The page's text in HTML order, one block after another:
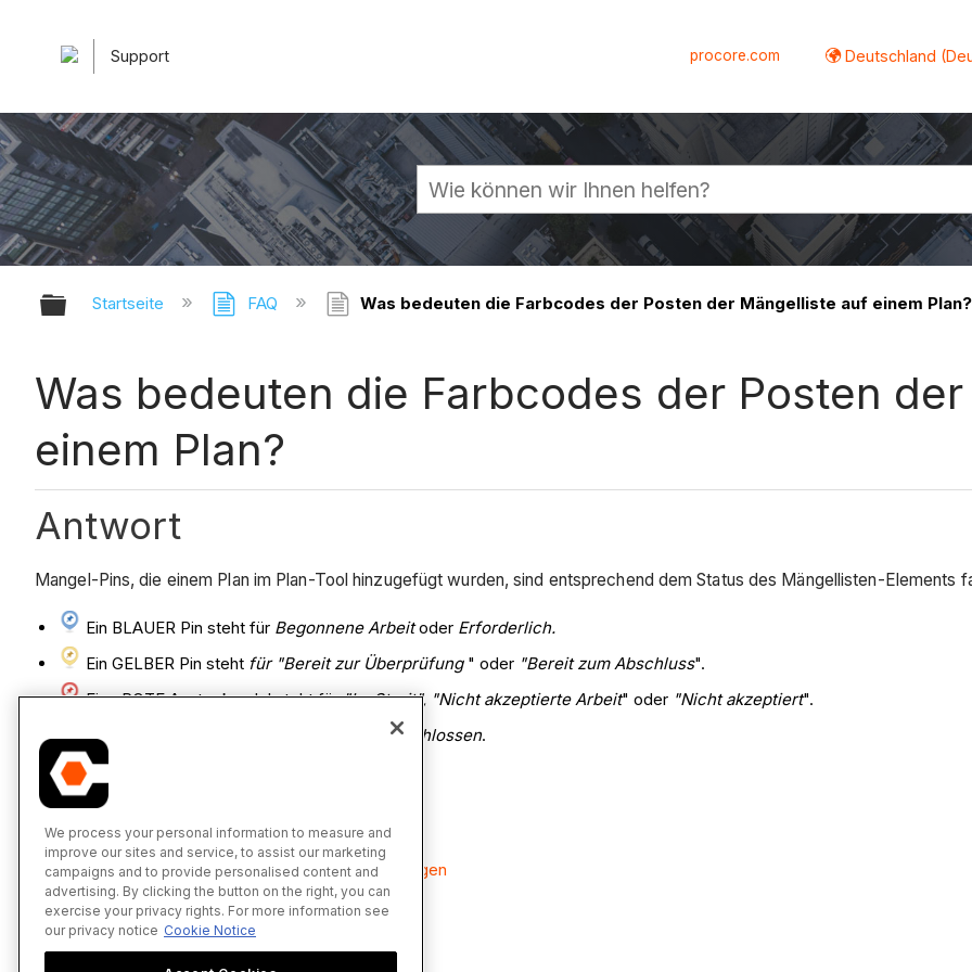
Support procore.com Deutschland
Globale Hierarchie auf- und zuklappen
Startseite FAQ Was bedeuten die Farbcodes der Posten der Mängelliste auf einem Plan?
Was bedeuten die Farbcodes der Posten
einem Plan?
Antwort
Mangel-Pins, die einem Plan im Plan-Tool hinzugefügt wurden, sind entsprechend dem Status des Mängellisten-Elements
Ein BLAUER Pin steht für Begonnene Arbeitoder Erforderlich.
Ein GELBER Pin steht für "Bereit zur Überprüfung" oder "Bereit zum Abschluss".
Eine ROTE Anstecknadel steht für"Im Streit", "Nicht akzeptierte Arbeit" oder "Nicht akzeptiert".
Ein GRAUER Pin steht für
Geschlossen.
Siehe auch
Einträge in der Mängelliste zu einem Plan hinzufügen
We process your personal information to measure and
improve our sites and service, to assist our marketing
campaigns and to provide personalised content and
advertising. By clicking the button on the right, you can
exercise your privacy rights. For more information see
our privacy notice Cookie Notice